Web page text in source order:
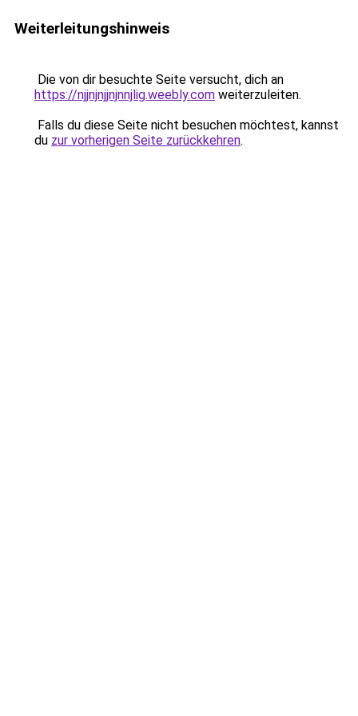
Weiterleitungshinweis
Die von dir besuchte Seite versucht, dich an
https://njjnjnjjnjnnjlig.weebly.com weiterzuleiten.
Falls du diese Seite nicht besuchen möchtest, kannst
du zur vorherigen Seite zurückkehren.